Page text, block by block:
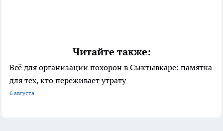
Читайте также:
Всё для организации похорон в Сыктывкаре: памятка
для тех, кто переживает утрату
6 августа